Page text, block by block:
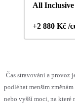
All Inclusive
+2 880 Kč /
Čas stravování a provoz
podléhat menším
nebo vyšší moci, na které